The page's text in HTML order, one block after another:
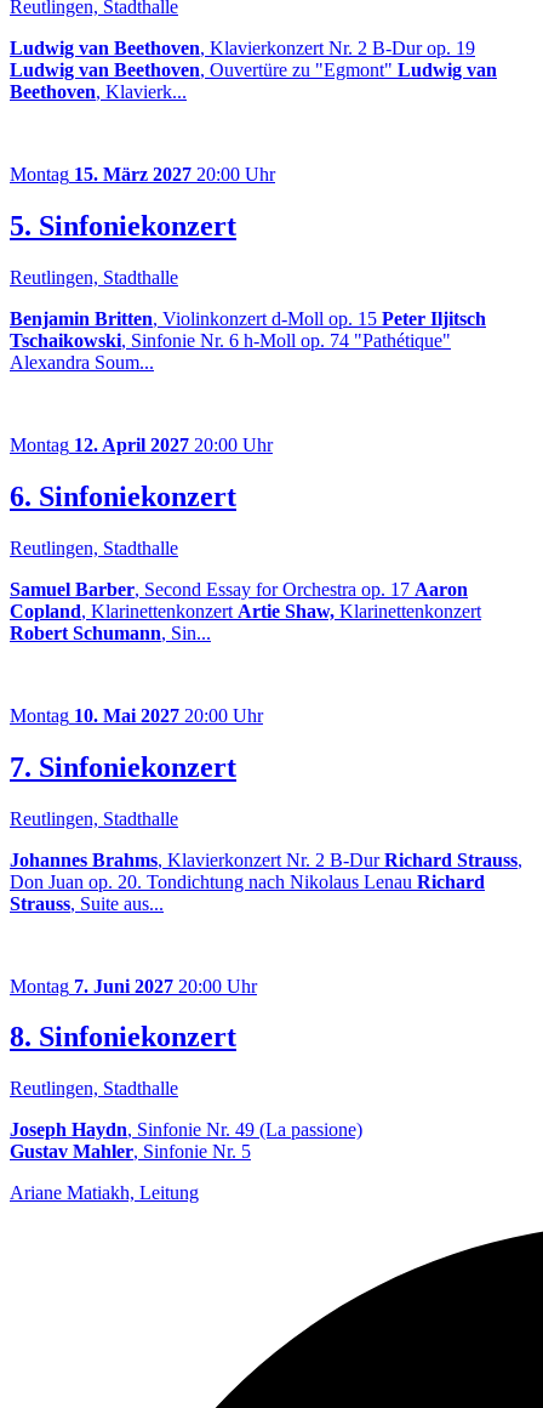
Reutlingen, Stadthalle
Ludwig van Beethoven, Klavierkonzert Nr. 2 B-Dur op. 19
Ludwig van Beethoven, Ouvertüre zu "Egmont" Ludwig van
Beethoven, Klavierk...
Montag 15. März 2027 20:00 Uhr
5. Sinfoniekonzert
Reutlingen, Stadthalle
Benjamin Britten, Violinkonzert d-Moll op. 15 Peter Iljitsch
Tschaikowski, Sinfonie Nr. 6 h-Moll op. 74 "Pathétique"
Alexandra Soum...
Montag 12. April 2027 20:00 Uhr
6. Sinfoniekonzert
Reutlingen, Stadthalle
Samuel Barber, Second Essay for Orchestra op. 17 Aaron
Copland, Klarinettenkonzert Artie Shaw, Klarinettenkonzert
Robert Schumann, Sin...
Montag 10. Mai 2027 20:00 Uhr
7. Sinfoniekonzert
Reutlingen, Stadthalle
Johannes Brahms, Klavierkonzert Nr. 2 B-DurRichard Strauss,
Don Juan op. 20. Tondichtung nach Nikolaus Lenau Richard
Strauss, Suite aus...
Montag 7. Juni 2027 20:00 Uhr
8. Sinfoniekonzert
Reutlingen, Stadthalle
Joseph Haydn, Sinfonie Nr. 49 (La passione)
Gustav Mahler, Sinfonie Nr. 5
Ariane Matiakh, Leitung